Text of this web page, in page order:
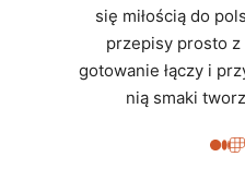
się miłością do
przepisy prosto
gotowanie łączy i
nią smaki